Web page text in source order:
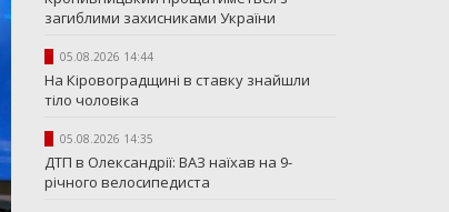
загиблими захисниками України
05.08.2026 14:44
На Кіровоградщині в ставку знайшли
тіло чоловіка
05.08.2026 14:35
ДТП в Олександрії: ВАЗ наїхав на 9-
річного велосипедиста